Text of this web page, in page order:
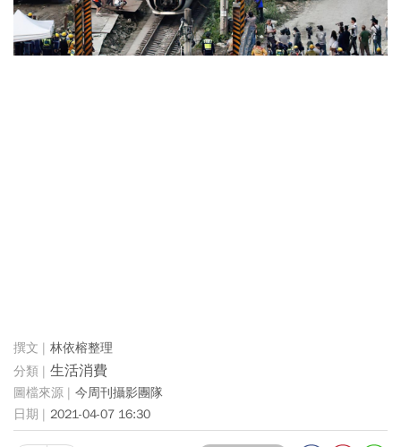
林依榕整理
生活消費
今周刊攝影團隊
2021-04-07 16:30